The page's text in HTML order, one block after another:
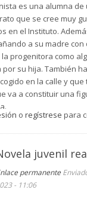
es una alumna de
que se cree muy
en el Instituto.
a su madre con
progenitora como
por su hija. También
en la calle y que
va a constituir una
o regístrese para
juvenil
permanente
- 11:06